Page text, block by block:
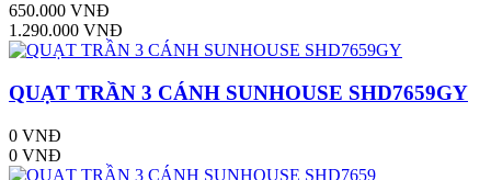
650.000 VNĐ
1.290.000 VNĐ
QUẠT TRẦN 3 CÁNH SUNHOUSE SHD7659GY
0 VNĐ
0 VNĐ